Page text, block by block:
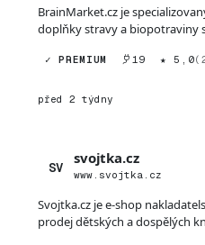
BrainMarket.cz je
doplňky stravy a biopotraviny
✓ PREMIUM 19 ★ 5,0
před 2 týdny
SV
svojtka.cz
www.svojtka.cz
Svojtka.cz je e-shop
prodej dětských a dospělých